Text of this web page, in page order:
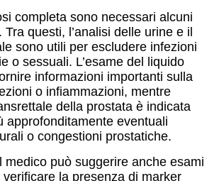
completa sono necessari alcuni
. Tra questi, l’analisi delle urine e il
sono utili per escludere infezioni
o sessuali. L’esame del liquido
informazioni importanti sulla
o infiammazioni, mentre
della prostata è indicata
approfonditamente eventuali
o congestioni prostatiche.
medico può suggerire anche esami
la presenza di marker